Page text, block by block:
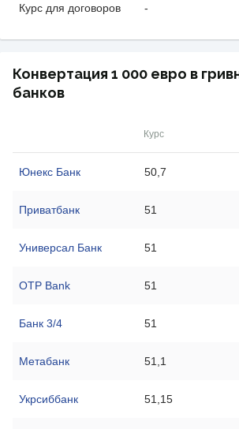
Курс для договоров -
Конвертация 1 000 евро в
банков
Курс
Юнекс Банк 50,7
Приватбанк 51
Универсал Банк 51
OTP Bank 51
Банк 3/4 51
Метабанк 51,1
Укрсиббанк 51,15